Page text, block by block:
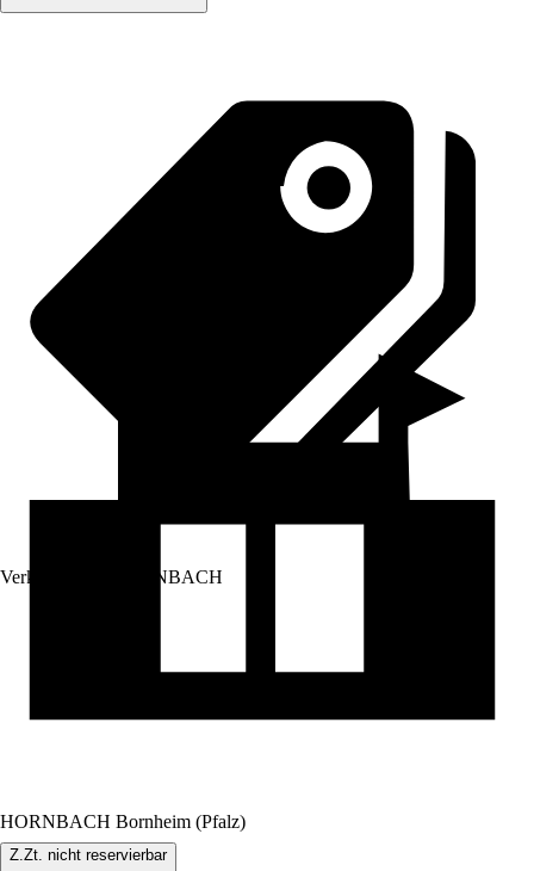
Verkauf durch: HORNBACH
HORNBACH Bornheim (Pfalz)
Z.Zt. nicht reservierbar